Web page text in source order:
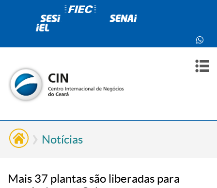
Notícias
Mais 37 plantas são liberadas para